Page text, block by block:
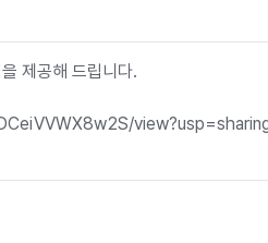
제공해 드립니다.